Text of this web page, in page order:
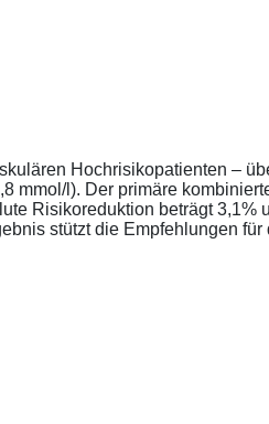
Hochrisikopatienten –
mmol/l). Der primäre
Risikoreduktion beträgt 3,1%
stützt die Empfehlungen